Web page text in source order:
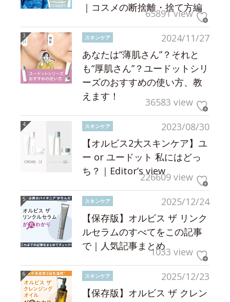
｜コスメの断捨離・捨て方編
65891 view
2024/11/27
スキンケア
あなたは“薄肌さん”？それと
も“厚肌さん”？ユードットシリ
ーズのおすすめの使い方、教
えます！
36583 view
2023/08/30
スキンケア
【オルビス2大スキンケア】ユ
ー or ユードット 私にはどっ
ち？｜Editor’s view226609 view
2025/12/24
スキンケア
【保存版】オルビス ザ リンク
ルセラムのすべてをこの記事
で｜人気記事まとめ1033 view
2025/12/23
スキンケア
【保存版】オルビス ザ クレン